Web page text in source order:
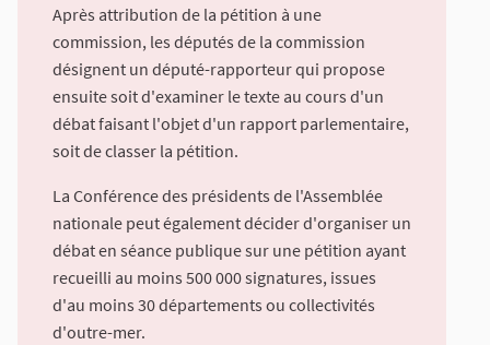
Après attribution de la pétition à une
commission, les députés de la commission
désignent un député-rapporteur qui propose
ensuite soit d'examiner le texte au cours d'un
débat faisant l'objet d'un rapport parlementaire,
soit de classer la pétition.
La Conférence des présidents de l'Assemblée
nationale peut également décider d'organiser un
débat en séance publique sur une pétition ayant
recueilli au moins 500 000 signatures, issues
d'au moins 30 départements ou collectivités
d'outre-mer.